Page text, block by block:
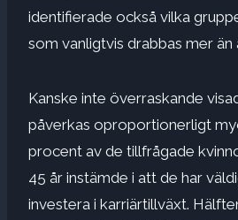
identifierade också vilka
som vanligtvis drabbas mer än
Kanske inte överraskande
påverkas oproportionerligt
procent av de tillfrågade
45 år instämde i att de har
investera i karriärtillväxt.